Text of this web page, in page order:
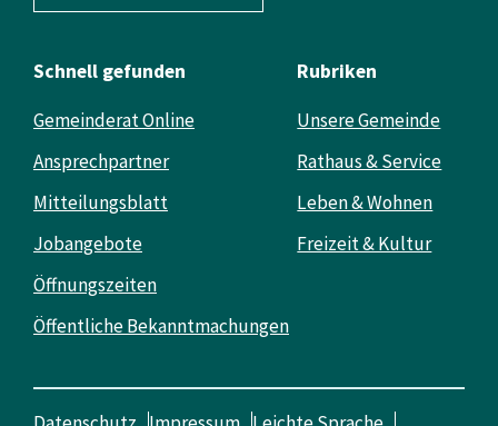
Schnell gefunden
Gemeinderat Online
Ansprechpartner
Mitteilungsblatt
Jobangebote
Öffnungszeiten
Öffentliche Bekanntmachungen
Rubriken
Unsere Gemeinde
Rathaus & Service
Leben & Wohnen
Freizeit & Kultur